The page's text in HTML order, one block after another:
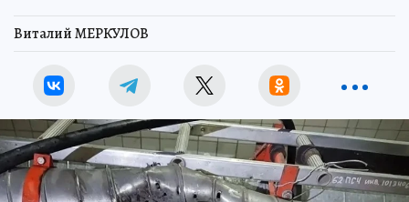
Виталий МЕРКУЛОВ